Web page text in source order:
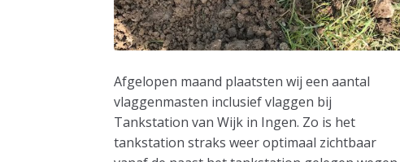
Afgelopen maand plaatsten wij een aantal
vlaggenmasten inclusief vlaggen bij
Tankstation van Wijk in Ingen. Zo is het
tankstation straks weer optimaal zichtbaar